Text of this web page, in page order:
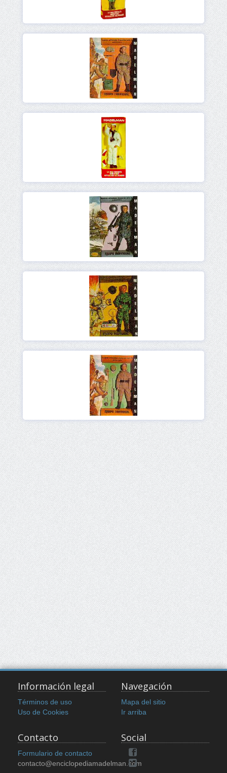
Ver
Ver
Ver
Ver
Ver
Ver
Información legal
Términos de uso
Uso de Cookies
Navegación
Mapa del sitio
Ir arriba
Contacto
Formulario de contacto
contacto@enciclopediamadelman.com
Social